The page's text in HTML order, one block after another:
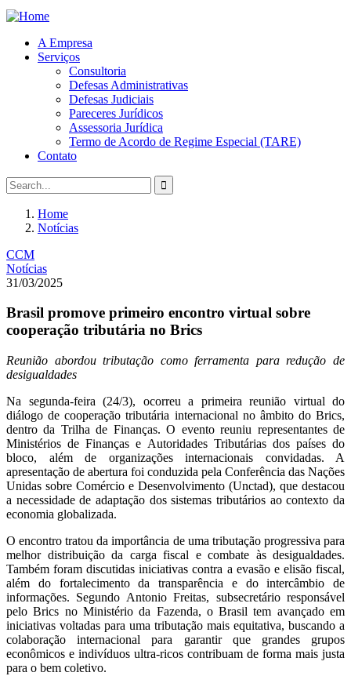
A Empresa
Serviços
Consultoria
Defesas Administrativas
Defesas Judiciais
Pareceres Jurídicos
Assessoria Jurídica
Termo de Acordo de Regime Especial (TARE)
Contato
Home
Notícias
CCM
Notícias
31/03/2025
Brasil promove primeiro encontro virtual sobre
cooperação tributária no Brics
Reunião abordou tributação como ferramenta para redução de
desigualdades
Na segunda-feira (24/3), ocorreu a primeira reunião virtual do
diálogo de cooperação tributária internacional no âmbito do Brics,
dentro da Trilha de Finanças. O evento reuniu representantes de
Ministérios de Finanças e Autoridades Tributárias dos países do
bloco, além de organizações internacionais convidadas. A
apresentação de abertura foi conduzida pela Conferência das Nações
Unidas sobre Comércio e Desenvolvimento (Unctad), que destacou
a necessidade de adaptação dos sistemas tributários ao contexto da
economia globalizada.
O encontro tratou da importância de uma tributação progressiva para
melhor distribuição da carga fiscal e combate às desigualdades.
Também foram discutidas iniciativas contra a evasão e elisão fiscal,
além do fortalecimento da transparência e do intercâmbio de
informações. Segundo Antonio Freitas, subsecretário responsável
pelo Brics no Ministério da Fazenda, o Brasil tem avançado em
iniciativas voltadas para uma tributação mais equitativa, buscando a
colaboração internacional para garantir que grandes grupos
econômicos e indivíduos ultra-ricos contribuam de forma mais justa
para o bem coletivo.